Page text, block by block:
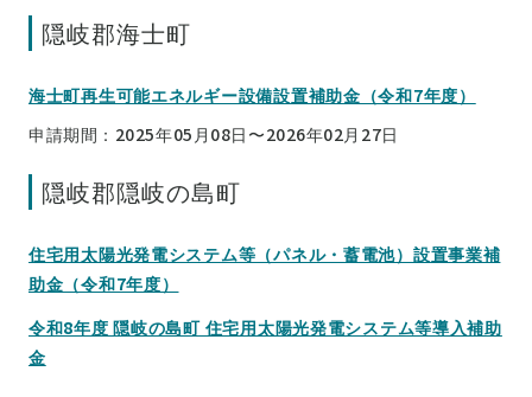
隠岐郡海士町
海士町再生可能エネルギー設備設置補助金（令和7年度）
申請期間：2025年05月08日〜2026年02月27日
隠岐郡隠岐の島町
住宅用太陽光発電システム等（パネル・蓄電池）設置事業補
助金（令和7年度）
令和8年度 隠岐の島町 住宅用太陽光発電システム等導入補助
金